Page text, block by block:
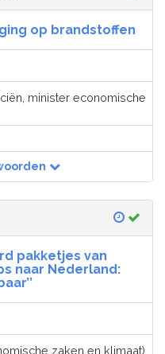
op brandstoffen
minister economische
pakketjes van
naar Nederland:
zaken en klimaat)